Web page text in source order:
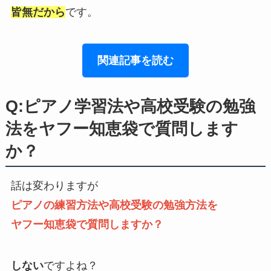
皆無だからです。
関連記事を読む
Q:ピアノ学習法や高校受験の勉強
法をヤフー知恵袋で質問します
か？
話は変わりますが
ピアノの練習方法や高校受験の勉強方法を
ヤフー知恵袋で質問しますか？
しないですよね？